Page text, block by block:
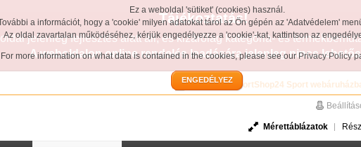
Ez a weboldal 'sütiket' (cookies) használ.
a információt, hogy a 'cookie' milyen adatokat tárol az Ön gépén az 'Adatvédelem'
Az oldal zavartalan működéséhez, kérjük engedélyezze a 'cookie'-kat, kattintson az
more information on what data is contained in the cookies, please see ourPrivacy Policy
ENGEDÉLYEZ
Tájékoztatás!
jelenleg fejlesztés alatt áll, és kizárólag kategória- és
A weboldalon online rendelés leadására jelenleg nincs
Üdvözöljük a SportShop24 Sport
Mérettáblázatok